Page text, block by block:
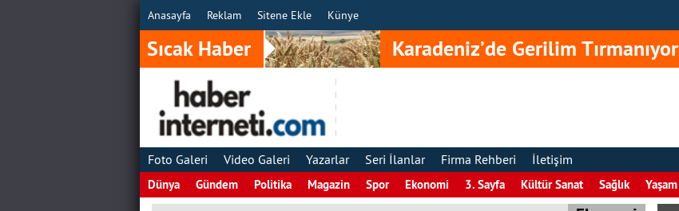
Anasayfa Reklam Sitene Ekle Künye
Sıcak Haber Karadeniz’de Gerilim Tırmanıyor
Foto Galeri Video Galeri Yazarlar Seri İlanlar Firma Rehberi İletişim
Dünya Gündem Politika Magazin Spor Ekonomi 3. Sayfa Kültür Sanat Sağlık Yaşam